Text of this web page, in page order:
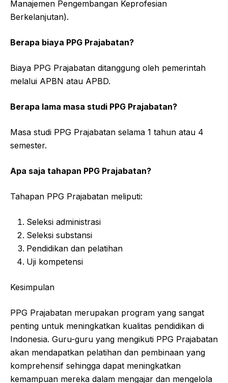
Manajemen Pengembangan Keprofesian
Berkelanjutan).
Berapa biaya PPG Prajabatan?
Biaya PPG Prajabatan ditanggung oleh pemerintah
melalui APBN atau APBD.
Berapa lama masa studi PPG Prajabatan?
Masa studi PPG Prajabatan selama 1 tahun atau 4
semester.
Apa saja tahapan PPG Prajabatan?
Tahapan PPG Prajabatan meliputi:
Seleksi administrasi
Seleksi substansi
Pendidikan dan pelatihan
Uji kompetensi
Kesimpulan
PPG Prajabatan merupakan program yang sangat
penting untuk meningkatkan kualitas pendidikan di
Indonesia. Guru-guru yang mengikuti PPG Prajabatan
akan mendapatkan pelatihan dan pembinaan yang
komprehensif sehingga dapat meningkatkan
kemampuan mereka dalam mengajar dan mengelola